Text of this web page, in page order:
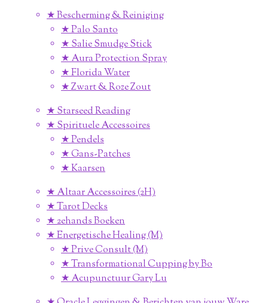
★ Bescherming & Reiniging
★ Palo Santo
★ Salie Smudge Stick
★ Aura Protection Spray
★ Florida Water
★ Zwart & Roze Zout
★ Starseed Reading
★ Spirituele Accessoires
★ Pendels
★ Gans-Patches
★ Kaarsen
★ Altaar Accessoires (2H)
★ Tarot Decks
★ 2ehands Boeken
★ Energetische Healing (M)
★ Prive Consult (M)
★ Transformational Cupping by Bo
★ Acupunctuur Gary Lu